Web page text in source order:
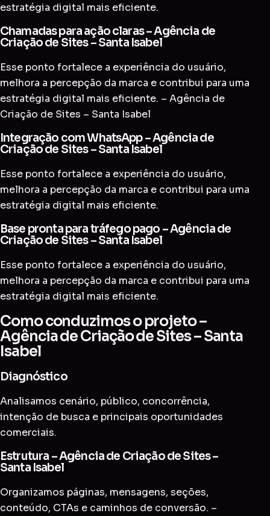
estratégia digital mais eficiente.
Chamadas para ação claras – Agência de
Criação de Sites – Santa Isabel
Esse ponto fortalece a experiência do usuário,
melhora a percepção da marca e contribui para uma
estratégia digital mais eficiente. – Agência de
Criação de Sites – Santa Isabel
Integração com WhatsApp – Agência de
Criação de Sites – Santa Isabel
Esse ponto fortalece a experiência do usuário,
melhora a percepção da marca e contribui para uma
estratégia digital mais eficiente.
Base pronta para tráfego pago – Agência de
Criação de Sites – Santa Isabel
Esse ponto fortalece a experiência do usuário,
melhora a percepção da marca e contribui para uma
estratégia digital mais eficiente.
Como conduzimos o projeto –
Agência de Criação de Sites – Santa
Isabel
Diagnóstico
Analisamos cenário, público, concorrência,
intenção de busca e principais oportunidades
comerciais.
Estrutura – Agência de Criação de Sites –
Santa Isabel
Organizamos páginas, mensagens, seções,
conteúdo, CTAs e caminhos de conversão. –